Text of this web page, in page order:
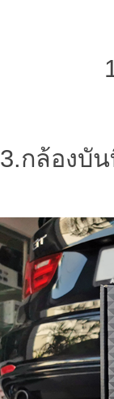
3.กล้องบัน